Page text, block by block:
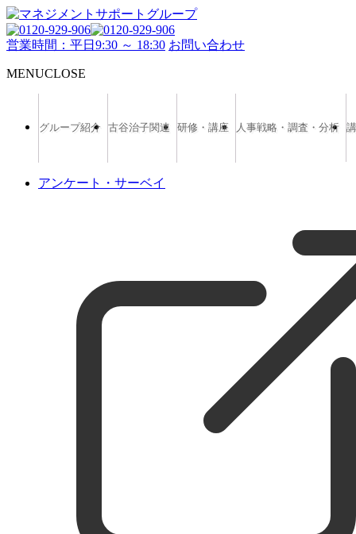
営業時間：平日9:30 ～ 18:30 お問い合わせ
MENUCLOSE
グループ紹介 古谷治子関連 研修・講座 人事戦略・調査・分析
アンケート・サーベイ